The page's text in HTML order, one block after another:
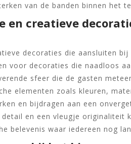
van de banden binnen het
en creatieve
decoraties die aansluiten
voor decoraties die naadloos
sfeer die de gasten
elementen zoals kleuren,
en bijdragen aan een
en een vleugje originaliteit
belevenis waar iedereen nog